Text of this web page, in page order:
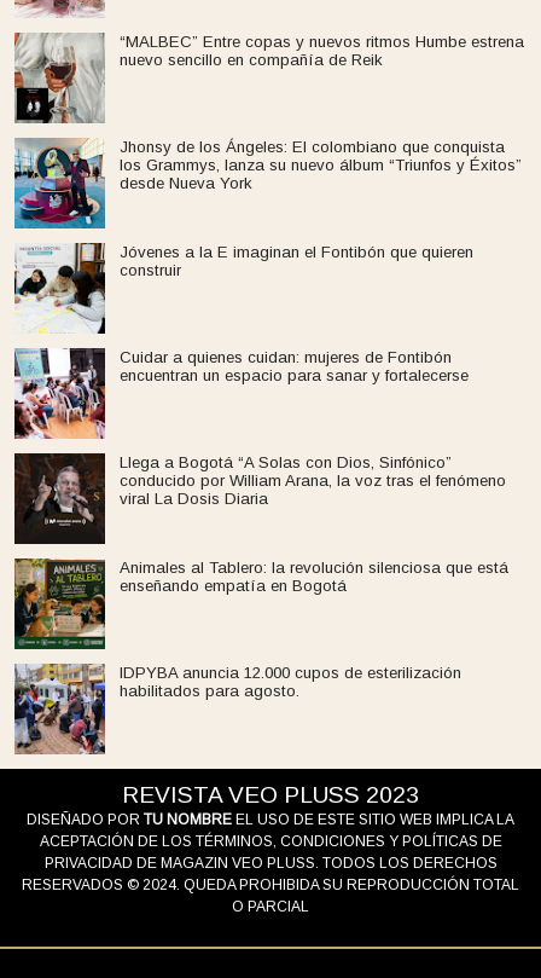
“MALBEC” Entre copas y nuevos ritmos Humbe estrena
nuevo sencillo en compañía de Reik
Jhonsy de los Ángeles: El colombiano que conquista
los Grammys, lanza su nuevo álbum “Triunfos y Éxitos”
desde Nueva York
Jóvenes a la E imaginan el Fontibón que quieren
construir
Cuidar a quienes cuidan: mujeres de Fontibón
encuentran un espacio para sanar y fortalecerse
Llega a Bogotá “A Solas con Dios, Sinfónico”
conducido por William Arana, la voz tras el fenómeno
viral La Dosis Diaria
Animales al Tablero: la revolución silenciosa que está
enseñando empatía en Bogotá
IDPYBA anuncia 12.000 cupos de esterilización
habilitados para agosto.
REVISTA VEO PLUSS 2023
DISEÑADO POR TU NOMBRE EL USO DE ESTE SITIO WEB IMPLICA LA
ACEPTACIÓN DE LOS TÉRMINOS, CONDICIONES Y POLÍTICAS DE
PRIVACIDAD DE MAGAZIN VEO PLUSS. TODOS LOS DERECHOS
RESERVADOS © 2024. QUEDA PROHIBIDA SU REPRODUCCIÓN TOTAL
O PARCIAL